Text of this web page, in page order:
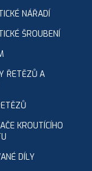
NÁŘADÍ
ŠROUBENÍ
ŘETĚZŮ A
KROUTÍCÍHO
DÍLY